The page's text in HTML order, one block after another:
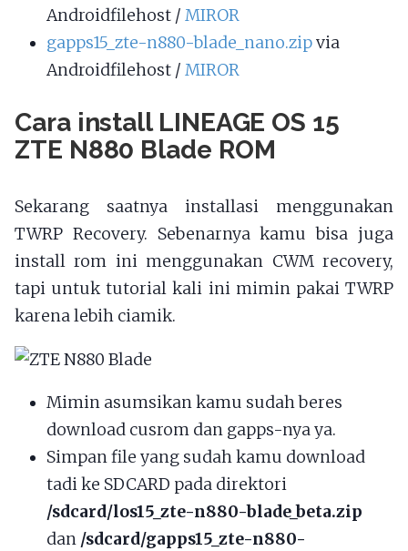
Androidfilehost /MIROR
gapps15_zte-n880-blade_nano.zipvia
Androidfilehost /MIROR
Cara install LINEAGE OS 15
ZTE N880 Blade ROM
Sekarang saatnya installasi menggunakan
TWRP Recovery. Sebenarnya kamu bisa juga
install rom ini menggunakan CWM recovery,
tapi untuk tutorial kali ini mimin pakai TWRP
karena lebih ciamik.
Mimin asumsikan kamu sudah beres
download cusrom dan gapps-nya ya.
Simpan file yang sudah kamu download
tadi ke SDCARD pada direktori
/sdcard/los15_zte-n880-blade_beta.zip
dan /sdcard/gapps15_zte-n880-